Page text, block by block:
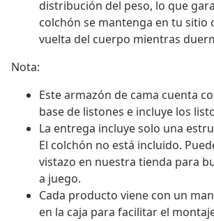
distribución del peso, lo que
colchón se mantenga en tu sitio
vuelta del cuerpo mientras
Nota:
Este armazón de cama cuenta
base de listones e incluye los
La entrega incluye solo una
El colchón no está incluido.
vistazo en nuestra tienda para
a juego.
Cada producto viene con un
en la caja para facilitar el